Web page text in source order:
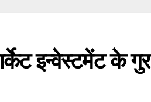
इन्वेस्टमेंट के गुर